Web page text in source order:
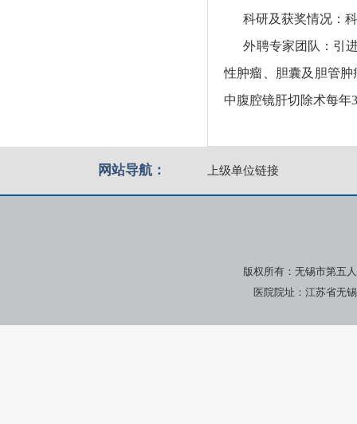
科研及获奖情况：科
外聘专家团队：引进
性肿瘤、胆囊及胆管
中腹腔镜肝切除术每年
网站导航： 上级单位链接
版权所有：无锡市第五
医院院址：江苏省无